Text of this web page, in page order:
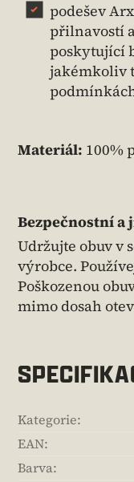
podešev
přilnavostí
poskytující
jakémkoliv
Materiál: 100%
Bezpečnostní a
Udržujte obuv v
výrobce.
Poškozenou
mimo dosah
Kategorie:
EAN:
Barva: